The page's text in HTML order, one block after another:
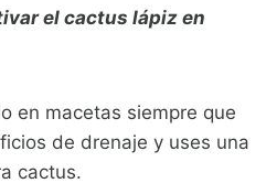
el cactus lápiz en
en macetas siempre que
de drenaje y uses una
cactus.